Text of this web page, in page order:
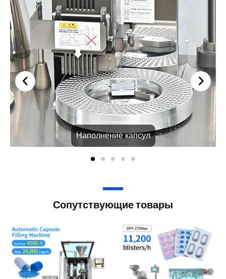
Наполнение капсул
Сопутствующие товары